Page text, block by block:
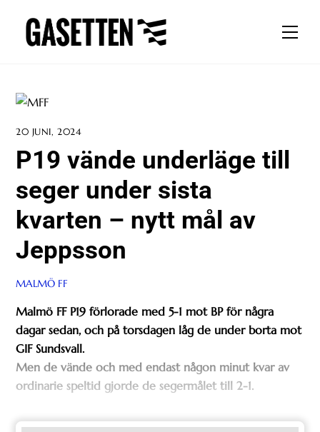
content
20 JUNI, 2024
P19 vände underläge till
seger under sista
kvarten – nytt mål av
Jeppsson
MALMÖ FF
Malmö FF P19 förlorade med 5-1 mot BP för några
dagar sedan, och på torsdagen låg de under borta mot
GIF Sundsvall.
Men de vände och med endast någon minut kvar av
ordinarie speltid gjorde de segermålet till 2-1.